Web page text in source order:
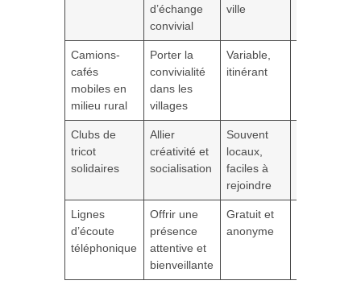
d’échange
convivial
ville
Camions-
cafés
mobiles en
milieu rural
Porter la
convivialité
dans les
villages
Variable,
itinérant
Clubs de
tricot
solidaires
Allier
créativité et
socialisation
Souvent
locaux,
faciles à
rejoindre
Lignes
d’écoute
téléphonique
Offrir une
présence
attentive et
bienveillante
Gratuit et
anonyme